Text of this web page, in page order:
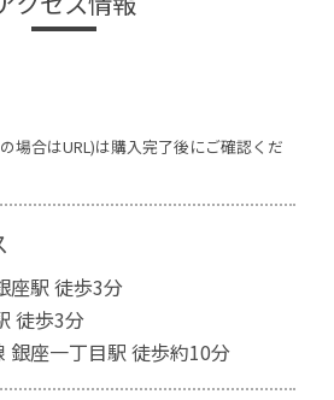
場合はURL)は購入完了後にご確認くだ
座駅 徒歩3分
徒歩3分
銀座一丁目駅 徒歩約10分